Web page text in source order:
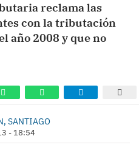
reclama las
con la tributación
año 2008 y que no
SANTIAGO
- 18:54